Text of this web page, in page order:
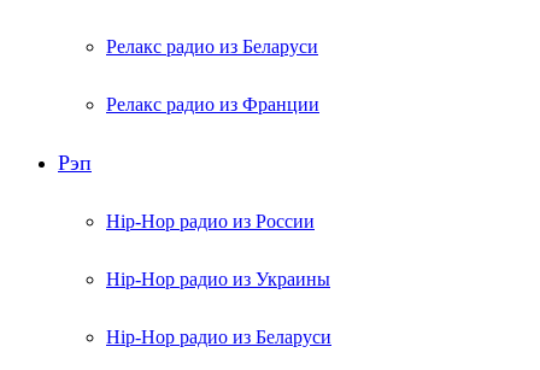
Релакс радио из Беларуси
Релакс радио из Франции
Рэп
Hip-Hop радио из России
Hip-Hop радио из Украины
Hip-Hop радио из Беларуси